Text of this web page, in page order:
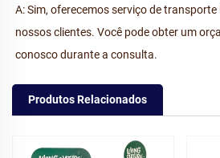
A: Sim, oferecemos serviço de
nossos clientes. Você pode obter um
conosco durante a consulta.
Produtos Relacionados